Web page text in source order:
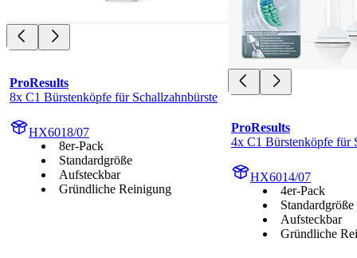
ProResults
8x C1 Bürstenköpfe für Schallzahnbürste
HX6018/07
8er-Pack
Standardgröße
Aufsteckbar
Gründliche Reinigung
ProResults
4x C1 Bürstenköpfe für
HX6014/07
4er-Pack
Standardgröße
Aufsteckbar
Gründliche